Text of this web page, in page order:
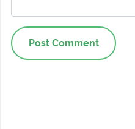
Post Comment